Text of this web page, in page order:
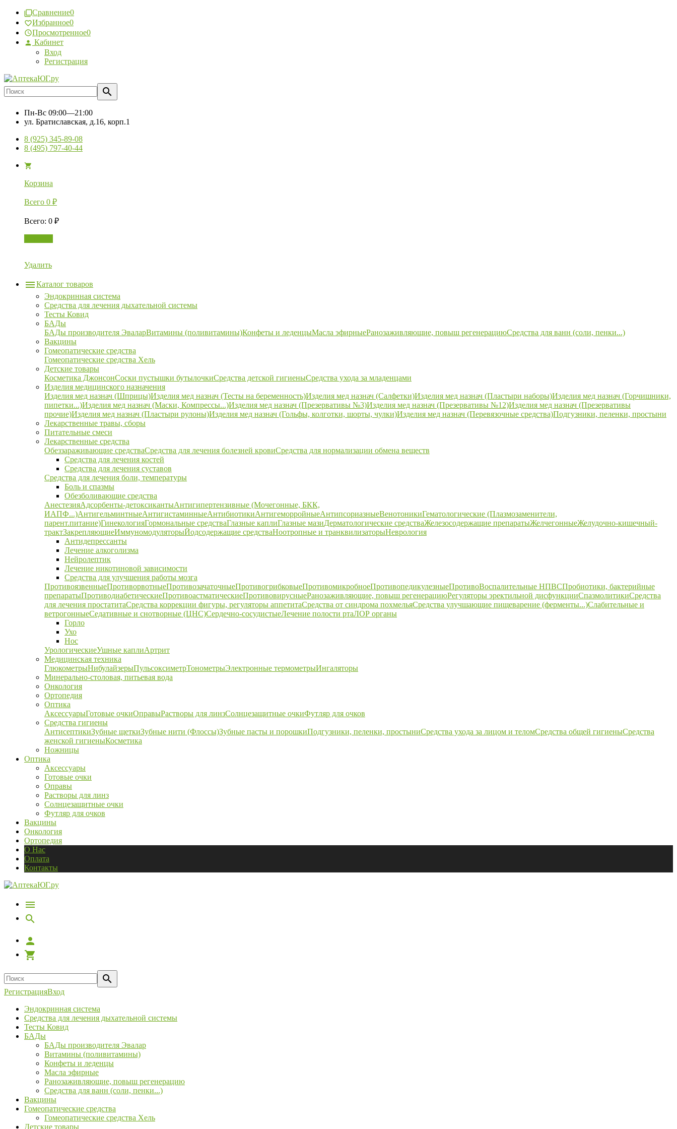
Сравнение0
Избранное0
Просмотренное0
Кабинет
Вход
Регистрация
Пн-Вс 09:00—21:00
ул. Братиславская, д.16, корп.1
8 (925) 345-89-08
8 (495) 797-40-44
Корзина
Всего 0 ₽
Всего: 0 ₽
Удалить
Каталог товаров
Эндокринная система
Средства для лечения дыхательной системы
Тесты Ковид
БАДы
БАДы производителя ЭваларВитамины (поливитамины)Конфеты и леденцыМасла эфирныеРанозаживляющие, повыш регенерациюСредства для ванн (соли, пенки...)
Вакцины
Гомеопатические средства
Гомеопатические средства Хель
Детские товары
Косметика ДжонсонСоски пустышки бутылочкиСредства детской гигиеныСредства ухода за младенцами
Изделия медицинского назначения
Изделия мед назнач (Шприцы)Изделия мед назнач (Тесты на беременность)Изделия мед назнач (Салфетки)Изделия мед назнач (Пластыри наборы)Изделия мед назнач (Горчишники,
пипетки...)Изделия мед назнач (Маски, Компрессы...)Изделия мед назнач (Презервативы №3)Изделия мед назнач (Презервативы №12)Изделия мед назнач (Презервативы
прочие)Изделия мед назнач (Пластыри рулоны)Изделия мед назнач (Гольфы, колготки, шорты, чулки)Изделия мед назнач (Перевязочные средства)Подгузники, пеленки, простыни
Лекарственные травы, сборы
Питательные смеси
Лекарственные средства
Обеззараживающие средстваСредства для лечения болезней кровиСредства для нормализации обмена веществ
Средства для лечения костей
Средства для лечения суставов
Средства для лечения боли, температуры
Боль и спазмы
Обезболивающие средства
АнестезияАдсорбенты-детоксикантыАнтигипертензивные (Мочегонные, БКК,
ИАПФ...)АнтигельминтныеАнтигистаминныеАнтибиотикиАнтигеморройныеАнтипсориазныеВенотоникиГематологические (Плазмозаменители,
парент.питание)ГинекологияГормональные средстваГлазные каплиГлазные мазиДерматологические средстваЖелезосодержащие препаратыЖелчегонныеЖелудочно-кишечный-
трактЗакрепляющиеИммуномодуляторыЙодсодержащие средстваНоотропные и транквилизаторыНеврология
Антидепрессанты
Лечение алкоголизма
Нейролептик
Лечение никотиновой зависимости
Средства для улучшения работы мозга
ПротивоязвенныеПротиворвотныеПротивозачаточныеПротивогрибковыеПротивомикробноеПротивопедикулезныеПротивоВоспалительные НПВСПробиотики, бактерийные
препаратыПротиводиабетическиеПротивоастматическиеПротивовирусныеРанозаживляющие, повыш регенерациюРегуляторы эректильной дисфункцииСпазмолитикиСредства
для лечения простатитаСредства коррекции фигуры, регуляторы аппетитаСредства от синдрома похмельяСредства улучшающие пищеварение (ферменты...)Слабительные и
ветрогонныеСедативные и снотворные (ЦНС)Сердечно-сосудистыеЛечение полости ртаЛОР органы
Горло
Ухо
Нос
УрологическиеУшные каплиАртрит
Медицинская техника
ГлюкометрыНибулайзерыПульсоксиметрТонометрыЭлектронные термометрыИнгаляторы
Минерально-столовая, питьевая вода
Онкология
Ортопедия
Оптика
АксессуарыГотовые очкиОправыРастворы для линзСолнцезащитные очкиФутляр для очков
Средства гигиены
АнтисептикиЗубные щеткиЗубные нити (Флоссы)Зубные пасты и порошкиПодгузники, пеленки, простыниСредства ухода за лицом и теломСредства общей гигиеныСредства
женской гигиеныКосметика
Ножницы
Оптика
Аксессуары
Готовые очки
Оправы
Растворы для линз
Солнцезащитные очки
Футляр для очков
Вакцины
Онкология
Ортопедия
О Нас
Оплата
Контакты
РегистрацияВход
Эндокринная система
Средства для лечения дыхательной системы
Тесты Ковид
БАДы
БАДы производителя Эвалар
Витамины (поливитамины)
Конфеты и леденцы
Масла эфирные
Ранозаживляющие, повыш регенерацию
Средства для ванн (соли, пенки...)
Вакцины
Гомеопатические средства
Гомеопатические средства Хель
Детские товары